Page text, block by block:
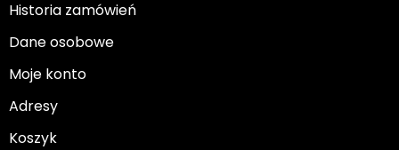
Historia zamówień
Dane osobowe
Moje konto
Adresy
Koszyk